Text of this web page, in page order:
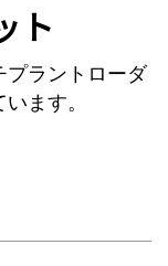
ト
プラントローダ
ます。